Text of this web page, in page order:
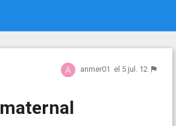
anmer01 el 5 jul. 12